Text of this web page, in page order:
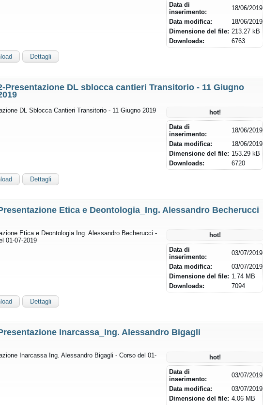
Data di
inserimento:
18/06/2019
Data modifica:
18/06/2019
Dimensione del file: 213.27 kB
Downloads:
6763
Dettagli
Presentazione DL sblocca cantieri Transitorio - 11 Giugno
hot!
Data di
inserimento:
18/06/2019
Data modifica:
18/06/2019
Dimensione del file: 153.29 kB
Downloads:
6720
DL Sblocca Cantieri Transitorio - 11 Giugno 2019
Dettagli
Etica e Deontologia_Ing. Alessandro Becherucci
hot!
Data di
inserimento:
03/07/2019
Data modifica:
03/07/2019
Dimensione del file: 1.74 MB
Downloads:
7094
Etica e Deontologia Ing. Alessandro Becherucci -
01-07-2019
Dettagli
Inarcassa_Ing. Alessandro Bigagli
hot!
Data di
inserimento:
03/07/2019
Data modifica:
03/07/2019
Dimensione del file: 4.06 MB
Inarcassa Ing. Alessandro Bigagli - Corso del 01-